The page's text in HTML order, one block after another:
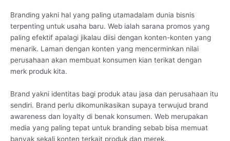
Branding yakni hal yang paling utamadalam dunia bisnis
terpenting untuk usaha baru. Web ialah sarana promos yang
paling efektif apalagi jikalau diisi dengan konten-konten yang
menarik. Laman dengan konten yang mencerminkan nilai
perusahaan akan membuat konsumen kian terikat dengan
merk produk kita.
Brand yakni identitas bagi produk atau jasa dan perusahaan itu
sendiri. Brand perlu dikomunikasikan supaya terwujud brand
awareness dan loyalty di benak konsumen. Web merupakan
media yang paling tepat untuk branding sebab bisa memuat
banyak sekali konten terkait produk dan merek.